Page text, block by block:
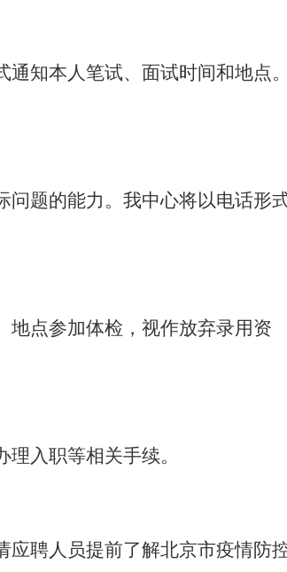
通知本人笔试、面试时间和地点
问题的能力。我中心将以电话形
地点参加体检，视作放弃录用资
入职等相关手续。
应聘人员提前了解北京市疫情防